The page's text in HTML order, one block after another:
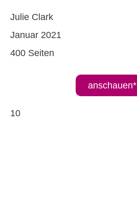
Julie Clark
Januar 2021
400 Seiten
anschauen* |
10